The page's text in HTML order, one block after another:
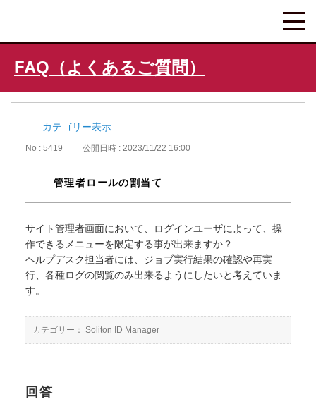
FAQ（よくあるご質問）
カテゴリー表示
No : 5419 公開日時 : 2023/11/22 16:00
管理者ロールの割当て
サイト管理者画面において、ログインユーザによって、操
作できるメニューを限定する事が出来ますか？
ヘルプデスク担当者には、ジョブ実行結果の確認や再実
行、各種ログの閲覧のみ出来るようにしたいと考えていま
す。
カテゴリー： Soliton ID Manager